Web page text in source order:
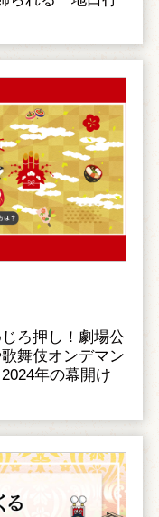
ろ押し！劇場公
舞伎オンデマン
年の幕開け